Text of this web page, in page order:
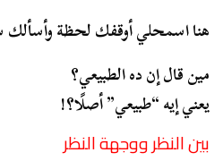
هنا اسمحلي أوقفك لحظة وأسألك
مين قال إن ده الطبيعي؟
يعني إيه “طبيعي” أصلًا؟!
بين النظر ووجهة النظر